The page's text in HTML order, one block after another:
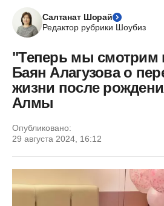
Салтанат Шорай
Редактор рубрики Шоубиз
"Теперь мы смотрим
Баян Алагузова о
жизни после
Алмы
Опубликовано:
29 августа 2024, 16:12